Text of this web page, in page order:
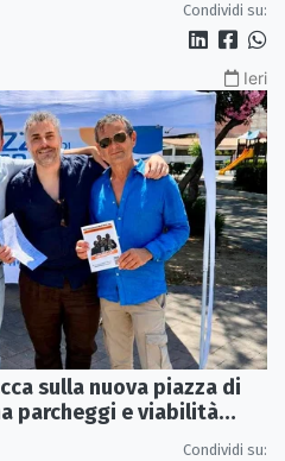
Condividi su:
Ieri
sulla nuova piazza di
parcheggi e viabilità
Condividi su: